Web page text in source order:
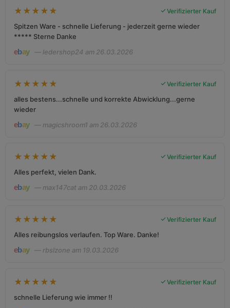
★ ★ ★ ★ ★ Verifizierter Kauf
Spitzen Ware - schnelle Lieferung - jederzeit gerne wieder
***** Sterne Danke
— ledershop24 am 26.03.2026
★ ★ ★ ★ ★ Verifizierter Kauf
alles bestens...schnelle und korrekte Abwicklung...gerne
wieder
— magicshroom1 am 26.03.2026
★ ★ ★ ★ ★ Verifizierter Kauf
Alles perfekt, vielen Dank.
— max147cat am 20.03.2026
★ ★ ★ ★ ★ Verifizierter Kauf
Alles reibungslos verlaufen. Top Ware. Danke!
— rbslzone am 19.03.2026
★ ★ ★ ★ ★ Verifizierter Kauf
schnelle Lieferung wie immer !!